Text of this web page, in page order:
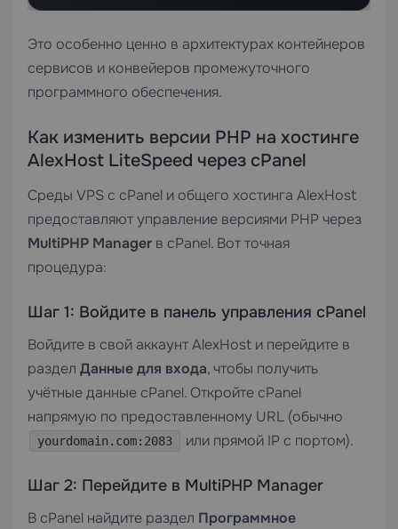
Это особенно ценно в архитектурах контейнеров
сервисов и конвейеров промежуточного
программного обеспечения.
Как изменить версии PHP на хостинге
AlexHost LiteSpeed через cPanel
Среды VPS с cPanel и общего хостинга AlexHost
предоставляют управление версиями PHP через
MultiPHP Manager в cPanel. Вот точная
процедура:
Шаг 1: Войдите в панель управления cPanel
Войдите в свой аккаунт AlexHost и перейдите в
раздел Данные для входа, чтобы получить
учётные данные cPanel. Откройте cPanel
напрямую по предоставленному URL (обычно
yourdomain.com:2083 или прямой IP с портом).
Шаг 2: Перейдите в MultiPHP Manager
В cPanel найдите раздел Программное